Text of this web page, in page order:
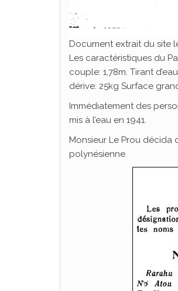
Document extrait du site
Les caractéristiques du
couple: 1,78m. Tirant
dérive: 25kg Surface
Immédiatement des
mis à l’eau en 1941.
Monsieur Le Prou décida
polynésienne.